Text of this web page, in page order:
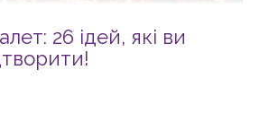
26 ідей, які ви